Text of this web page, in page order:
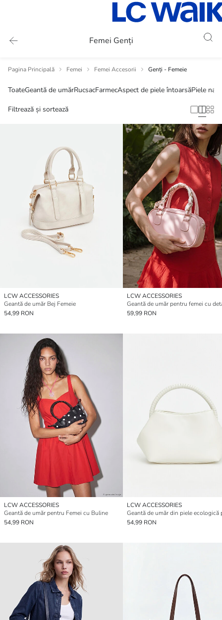
Femei Genți
Pagina Principală Femei Femei Accesorii Genți - Femeie
ToateGeantă de umărRucsacFarmecAspect de piele întoarsăPiele
Filtrează și sortează
LCW ACCESSORIES
Geantă de umăr Bej Femeie
54,99 RON
LCW ACCESSORIES
59,99 RON
LCW ACCESSORIES
Geantă de umăr pentru Femei cu Buline
54,99 RON
LCW ACCESSORIES
54,99 RON